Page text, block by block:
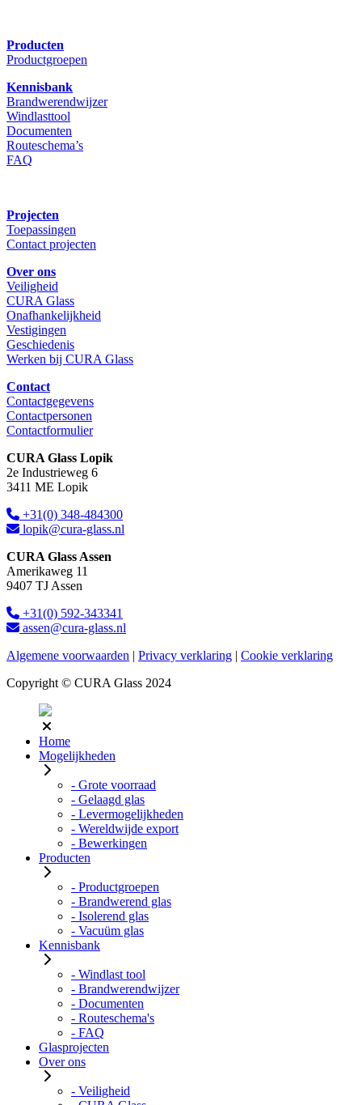
Producten
Productgroepen
Kennisbank
Brandwerendwijzer
Windlasttool
Documenten
Routeschema’s
FAQ
Projecten
Toepassingen
Contact projecten
Over ons
Veiligheid
CURA Glass
Onafhankelijkheid
Vestigingen
Geschiedenis
Werken bij CURA Glass
Contact
Contactgegevens
Contactpersonen
Contactformulier
CURA Glass Lopik
2e Industrieweg 6
3411 ME Lopik
+31(0) 348-484300
lopik@cura-glass.nl
CURA Glass Assen
Amerikaweg 11
9407 TJ Assen
+31(0) 592-343341
assen@cura-glass.nl
Algemene voorwaarden | Privacy verklaring | Cookie verklaring
Copyright © CURA Glass 2024
Home
Mogelijkheden
- Grote voorraad
- Gelaagd glas
- Levermogelijkheden
- Wereldwijde export
- Bewerkingen
Producten
- Productgroepen
- Brandwerend glas
- Isolerend glas
- Vacuüm glas
Kennisbank
- Windlast tool
- Brandwerendwijzer
- Documenten
- Routeschema's
- FAQ
Glasprojecten
Over ons
- Veiligheid